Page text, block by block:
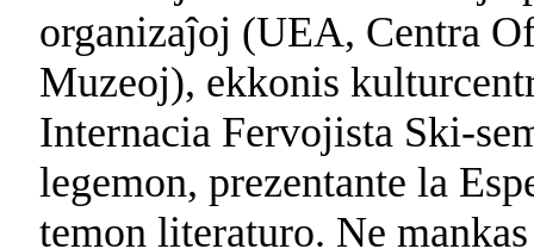
organizaĵoj (UEA, Centra
Muzeoj), ekkonis
Internacia Fervojista Ski-
legemon, prezentante la
temon literaturo. Ne